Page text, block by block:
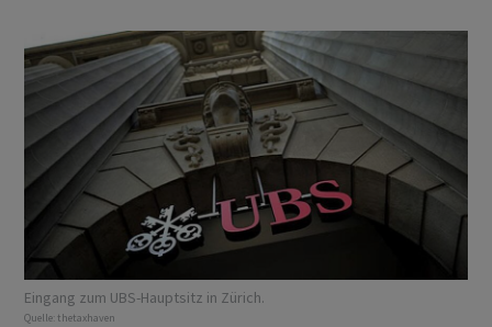
Eingang zum UBS-Hauptsitz in Zürich.
Quelle: thetaxhaven